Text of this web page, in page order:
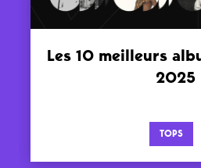
Les 10 meilleurs
2025
TOPS